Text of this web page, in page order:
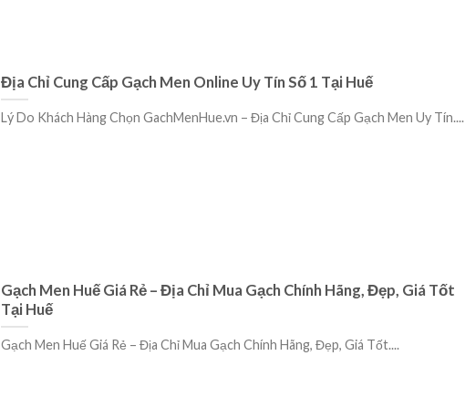
Địa Chỉ Cung Cấp Gạch Men Online Uy Tín Số 1 Tại Huế
Lý Do Khách Hàng Chọn GachMenHue.vn – Địa Chỉ Cung Cấp Gạch Men Uy Tín....
Gạch Men Huế Giá Rẻ – Địa Chỉ Mua Gạch Chính Hãng, Đẹp, Giá Tốt
Tại Huế
Gạch Men Huế Giá Rẻ – Địa Chỉ Mua Gạch Chính Hãng, Đẹp, Giá Tốt....